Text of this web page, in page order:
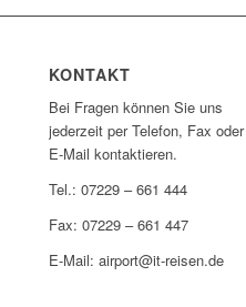
KONTAKT
Bei Fragen können Sie uns
jederzeit per Telefon, Fax oder
E-Mail kontaktieren.
Tel.: 07229 – 661 444
Fax: 07229 – 661 447
E-Mail: airport@it-reisen.de